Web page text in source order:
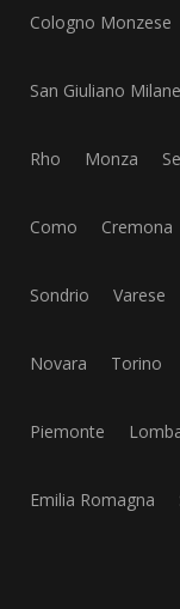
Cologno Monzese
San Giuliano
Rho Monza
Como Cremona
Sondrio Varese
Novara Torino
Piemonte
Emilia Romagna